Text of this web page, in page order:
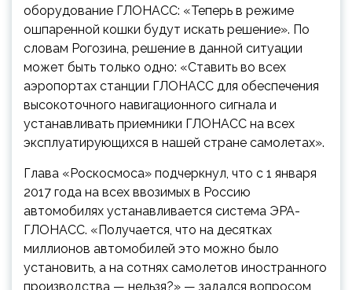
оборудование ГЛОНАСС: «Теперь в режиме
ошпаренной кошки будут искать решение». По
словам Рогозина, решение в данной ситуации
может быть только одно: «Ставить во всех
аэропортах станции ГЛОНАСС для обеспечения
высокоточного навигационного сигнала и
устанавливать приемники ГЛОНАСС на всех
эксплуатирующихся в нашей стране самолетах».
Глава «Роскосмоса» подчеркнул, что с 1 января
2017 года на всех ввозимых в Россию
автомобилях устанавливается система ЭРА-
ГЛОНАСС. «Получается, что на десятках
миллионов автомобилей это можно было
установить, а на сотнях самолетов иностранного
производства — нельзя?» — задался вопросом